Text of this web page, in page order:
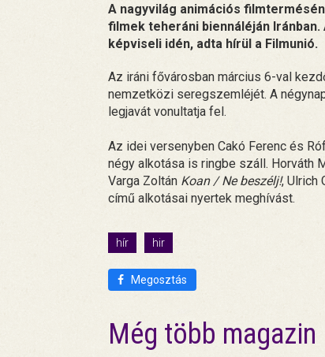
A nagyvilág animációs
filmek teheráni biennáléján
képviseli idén, adta hírül a Filmunió.
Az iráni fővárosban március 6-val
nemzetközi seregszemléjét. A
legjavát vonultatja fel.
Az idei versenyben Cakó Ferenc és
négy alkotása is ringbe száll. Horváth
Varga Zoltán Koan / Ne beszélj!, Ulrich
című alkotásai nyertek meghívást.
hír hir
Megosztás
Még több magazin